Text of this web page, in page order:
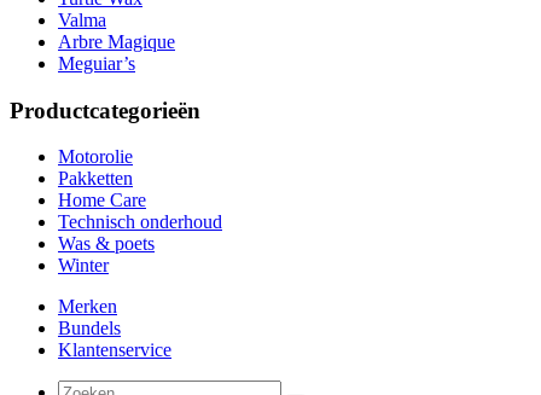
Valma
Arbre Magique
Meguiar’s
Productcategorieën
Motorolie
Pakketten
Home Care
Technisch onderhoud
Was & poets
Winter
Merken
Bundels
Klantenservice